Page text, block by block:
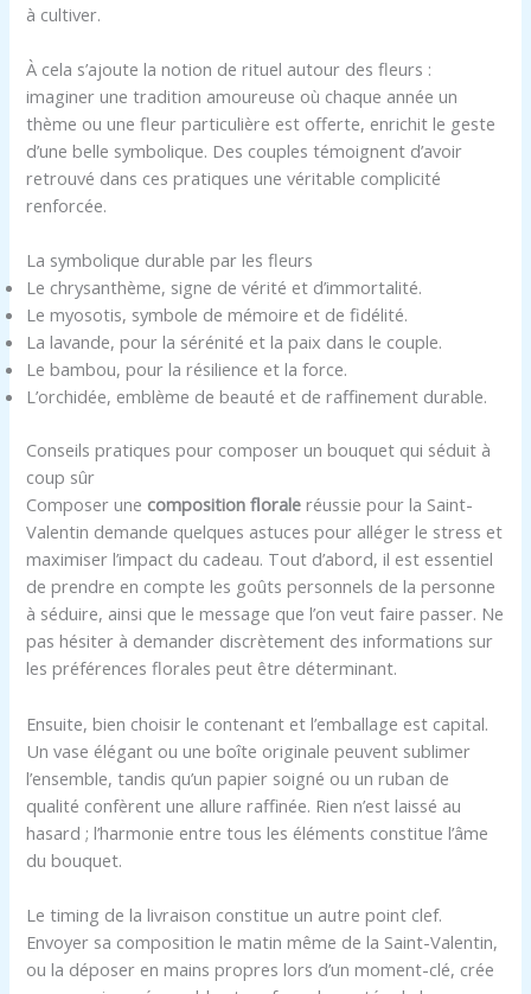
à cultiver.
À cela s’ajoute la notion de rituel autour des fleurs :
imaginer une tradition amoureuse où chaque année un
thème ou une fleur particulière est offerte, enrichit le geste
d’une belle symbolique. Des couples témoignent d’avoir
retrouvé dans ces pratiques une véritable complicité
renforcée.
La symbolique durable par les fleurs
Le chrysanthème, signe de vérité et d’immortalité.
Le myosotis, symbole de mémoire et de fidélité.
La lavande, pour la sérénité et la paix dans le couple.
Le bambou, pour la résilience et la force.
L’orchidée, emblème de beauté et de raffinement durable.
Conseils pratiques pour composer un bouquet qui séduit à
coup sûr
Composer une composition florale réussie pour la Saint-
Valentin demande quelques astuces pour alléger le stress et
maximiser l’impact du cadeau. Tout d’abord, il est essentiel
de prendre en compte les goûts personnels de la personne
à séduire, ainsi que le message que l’on veut faire passer. Ne
pas hésiter à demander discrètement des informations sur
les préférences florales peut être déterminant.
Ensuite, bien choisir le contenant et l’emballage est capital.
Un vase élégant ou une boîte originale peuvent sublimer
l’ensemble, tandis qu’un papier soigné ou un ruban de
qualité confèrent une allure raffinée. Rien n’est laissé au
hasard ; l’harmonie entre tous les éléments constitue l’âme
du bouquet.
Le timing de la livraison constitue un autre point clef.
Envoyer sa composition le matin même de la Saint-Valentin,
ou la déposer en mains propres lors d’un moment-clé, crée